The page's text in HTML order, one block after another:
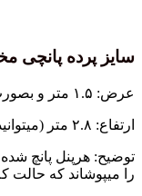
پانچی مخمل
پانچ شده بصورت
که حالت کم چین